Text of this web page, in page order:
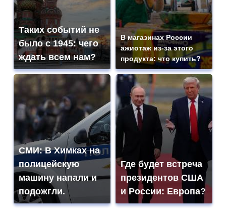
Таких событий не
было с 1945: чего
ждать всем нам?
В магазинах России
ажиотаж из-за этого
продукта: что купить?
СМИ: В Химках на
полицейскую
машину напали и
подожгли.
Где будет встреча
президентов США
и России: Европа?